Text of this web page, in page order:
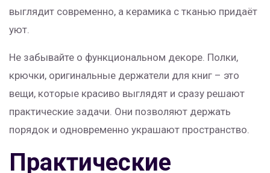
выглядит современно, а керамика с тканью придаёт
уют.
Не забывайте о функциональном декоре. Полки,
крючки, оригинальные держатели для книг – это
вещи, которые красиво выглядят и сразу решают
практические задачи. Они позволяют держать
порядок и одновременно украшают пространство.
Практические